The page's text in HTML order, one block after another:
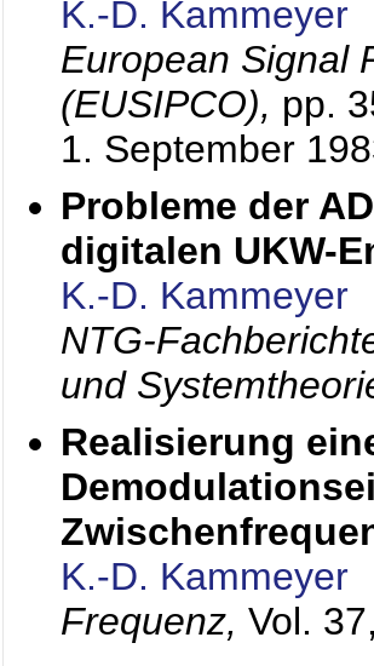
K.-D. Kammeyer
European Signal
(EUSIPCO), pp.
1. September
Probleme der
digitalen UKW-
K.-D. Kammeyer
NTG-
und
Realisierung
K.-D. Kammeyer
Frequenz, Vol.